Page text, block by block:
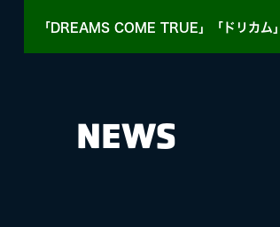
「DREAMS COME TRUE」「ドリカム」
NEWS